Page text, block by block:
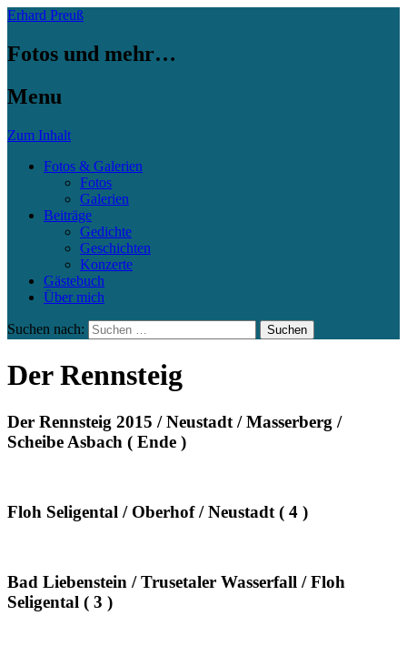
Erhard Preuß
Fotos und mehr…
Menu
Zum Inhalt
Fotos & Galerien
Fotos
Galerien
Beiträge
Gedichte
Geschichten
Konzerte
Gästebuch
Über mich
Suchen nach:
Der Rennsteig
Der Rennsteig 2015 / Neustadt / Masserberg /
Scheibe Asbach ( Ende )
Floh Seligental / Oberhof / Neustadt ( 4 )
Bad Liebenstein / Trusetaler Wasserfall / Floh
Seligental ( 3 )